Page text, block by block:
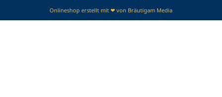
Onlineshop erstellt mit ❤ von Bräutigam Media